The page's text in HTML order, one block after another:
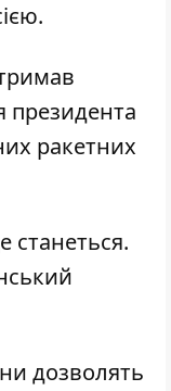
президента
ракетних
станеться.
дозволять